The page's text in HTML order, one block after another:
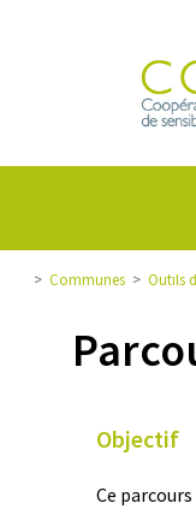
> Communes > Outils
Objectif
Ce